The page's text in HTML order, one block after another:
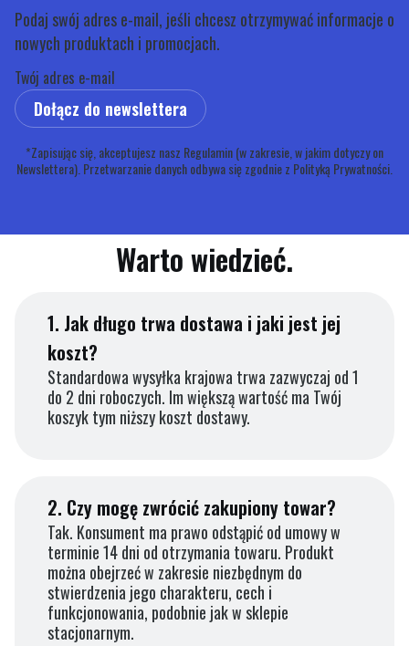
Podaj swój adres e-mail, jeśli chcesz otrzymywać informacje o
nowych produktach i promocjach.
Twój adres e-mail
Dołącz do newslettera
*Zapisując się, akceptujesz nasz Regulamin (w zakresie, w jakim dotyczy on
Newslettera). Przetwarzanie danych odbywa się zgodnie z Polityką Prywatności.
Warto wiedzieć.
1. Jak długo trwa dostawa i jaki jest jej
koszt?
Standardowa wysyłka krajowa trwa zazwyczaj od 1
do 2 dni roboczych. Im większą wartość ma Twój
koszyk tym niższy koszt dostawy.
2. Czy mogę zwrócić zakupiony towar?
Tak. Konsument ma prawo odstąpić od umowy w
terminie 14 dni od otrzymania towaru. Produkt
można obejrzeć w zakresie niezbędnym do
stwierdzenia jego charakteru, cech i
funkcjonowania, podobnie jak w sklepie
stacjonarnym.